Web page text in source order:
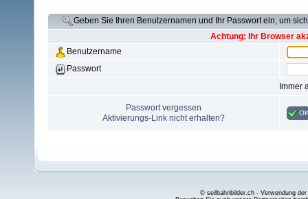
Geben Sie Ihren Benutzernamen und Ihr Passwort ein, um
Achtung: Ihr Browser
Benutzername
Passwort
Immer
Passwort vergessen
Aktivierungs-Link nicht erhalten?
© seilbahnbilder.ch - Verwendung